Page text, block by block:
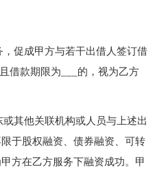
促成甲方与若干出借人签订借
借款期限为___的，视为乙方
其他关联机构或人员与上述出
于股权融资、债券融资、可转
方在乙方服务下融资成功。甲